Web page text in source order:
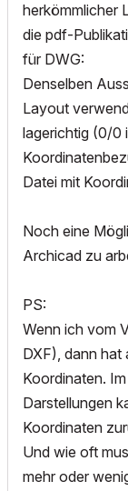
herkömmlicher
die pdf-
für DWG:
Denselben
Layout
lagerichtig (0/0
Datei mit
Noch eine
Archicad zu
PS:
Wenn ich vom
DXF), dann hat
Koordinaten.
Darstellungen
Koordinaten
Und wie oft
mehr oder